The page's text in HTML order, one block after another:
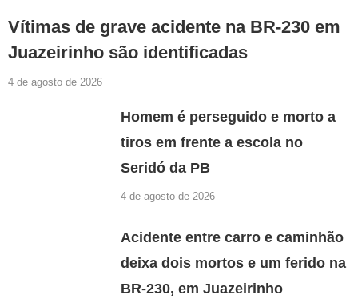
Vítimas de grave acidente na BR-230 em
Juazeirinho são identificadas
4 de agosto de 2026
Homem é perseguido e morto a
tiros em frente a escola no
Seridó da PB
4 de agosto de 2026
Acidente entre carro e caminhão
deixa dois mortos e um ferido na
BR-230, em Juazeirinho